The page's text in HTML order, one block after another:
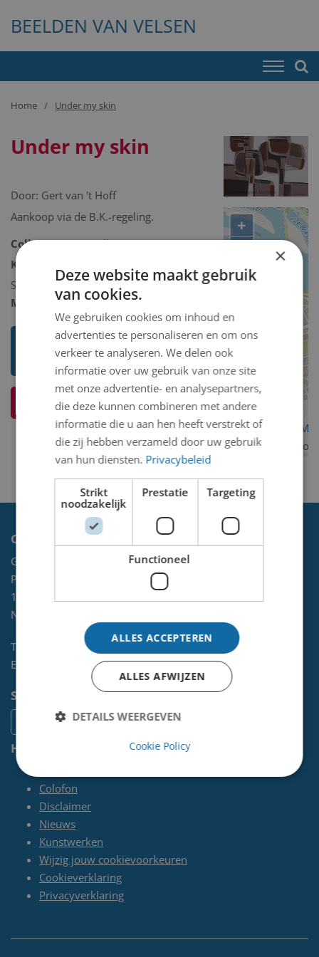
BEELDEN VAN VELSEN
Home Under my skin
Under my skin
Door: Gert van 't Hoff
Aankoop via de B.K.-regeling.
Collectie: Kunstcollectie
Kunstcollectie omschrijving:
Schilderij/tekening/grafiek/foto/streetart
Model 2D/3D: 2D binnen
Toon mij meer werken van Gert
van 't Hoff
Ik weet meer over dit kunstwerk
+
Contact
Gemeente Velsen
Postbus 465
1970 AL
NL
Telefoon:
0255-567 200
E-mail:
kunst@velsen.nl
Socials
Handige pagina's
Colofon
Disclaimer
Nieuws
Kunstwerken
Wijzig jouw cookievoorkeuren
Cookieverklaring
Privacyverklaring
×
Deze website maakt gebruik
van cookies.
We gebruiken cookies om inhoud en
advertenties te personaliseren en om ons
verkeer te analyseren. We delen ook
informatie over uw gebruik van onze site
met onze advertentie- en analysepartners,
die deze kunnen combineren met andere
informatie die u aan hen heeft verstrekt of
die zij hebben verzameld door uw gebruik
van hun diensten. Privacybeleid
Strikt
noodzakelijk
Prestatie Targeting
Functioneel
ALLES ACCEPTEREN
ALLES AFWIJZEN
DETAILS WEERGEVEN
Cookie Policy